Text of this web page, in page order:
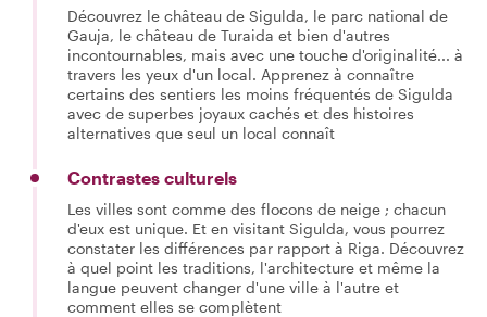
Découvrez le château de Sigulda, le parc national de
Gauja, le château de Turaida et bien d'autres
incontournables, mais avec une touche d'originalité... à
travers les yeux d'un local. Apprenez à connaître
certains des sentiers les moins fréquentés de Sigulda
avec de superbes joyaux cachés et des histoires
alternatives que seul un local connaît
Contrastes culturels
Les villes sont comme des flocons de neige ; chacun
d'eux est unique. Et en visitant Sigulda, vous pourrez
constater les différences par rapport à Riga. Découvrez
à quel point les traditions, l'architecture et même la
langue peuvent changer d'une ville à l'autre et
comment elles se complètent